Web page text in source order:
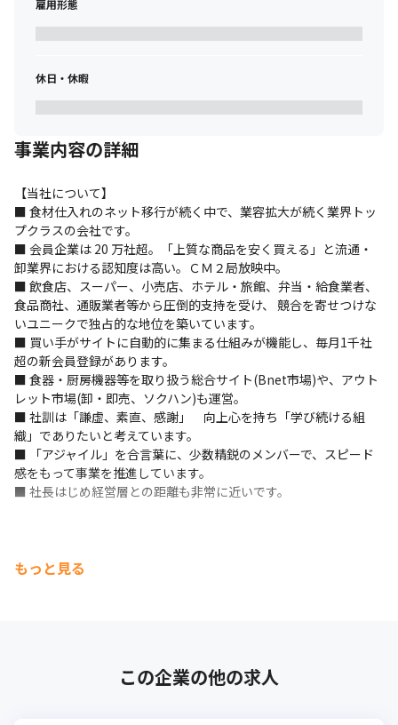
雇用形態
休日・休暇
事業内容の詳細
【当社について】
■ 食材仕入れのネット移行が続く中で、業容拡大が続く業界トッ
プクラスの会社です。
■ 会員企業は 20 万社超。「上質な商品を安く買える」と流通・
卸業界における認知度は高い。ＣＭ２局放映中。
■ 飲食店、スーパー、小売店、ホテル・旅館、弁当・給食業者、
食品商社、通販業者等から圧倒的支持を受け、 競合を寄せつけな
いユニークで独占的な地位を築いています。
■ 買い手がサイトに自動的に集まる仕組みが機能し、毎月1千社
超の新会員登録があります。
■ 食器・厨房機器等を取り扱う総合サイト(Bnet市場)や、アウト
レット市場(卸・即売、ソクハン)も運営。
■ 社訓は「謙虚、素直、感謝」　向上心を持ち「学び続ける組
織」でありたいと考えています。
■ 「アジャイル」を合言葉に、少数精鋭のメンバーで、スピード
感をもって事業を推進しています。
■ 社長はじめ経営層との距離も非常に近いです。
もっと見る
この企業の他の求人